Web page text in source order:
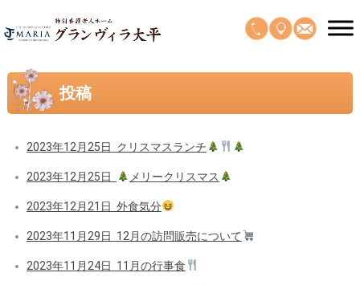
投稿
2023年12月25日 クリスマスランチ
2023年12月25日 メリークリスマス
2023年12月21日 外食気分
2023年11月29日 12月の訪問販売について
2023年11月24日 11月の行事食